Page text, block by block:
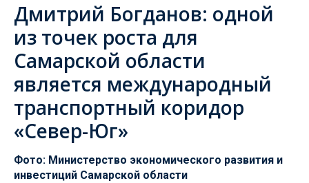
Дмитрий Богданов: одной
из точек роста для
Самарской области
является международный
транспортный коридор
«Север-Юг»
Фото: Министерство экономического развития и
инвестиций Самарской области